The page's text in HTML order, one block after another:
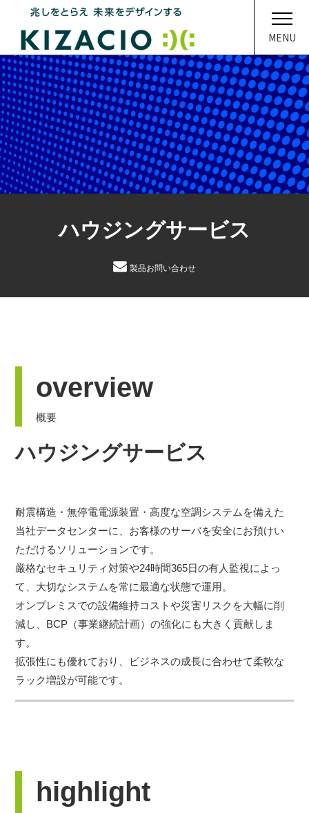
MENU
HOME
キザシオについて
事業内容
ソリューション
企業情報
イベント・ニュース
メディア
プライバシーポリシー
ハウジングサービス
製品お問い合わせ
overview
概要
ハウジングサービス
耐震構造・無停電電源装置・高度な空調システムを備えた
当社データセンターに、お客様のサーバを安全にお預けい
ただけるソリューションです。
厳格なセキュリティ対策や24時間365日の有人監視によっ
て、大切なシステムを常に最適な状態で運用。
オンプレミスでの設備維持コストや災害リスクを大幅に削
減し、BCP（事業継続計画）の強化にも大きく貢献しま
す。
拡張性にも優れており、ビジネスの成長に合わせて柔軟な
ラック増設が可能です。
highlight